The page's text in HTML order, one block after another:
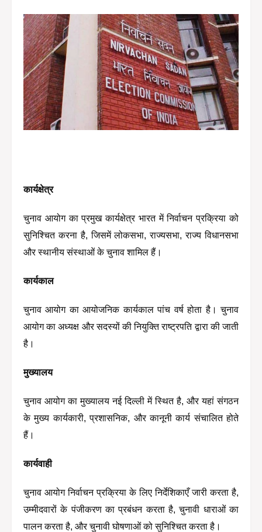
कार्यक्षेत्र
चुनाव आयोग का प्रमुख कार्यक्षेत्र भारत में निर्वाचन प्रक्रिया को
सुनिश्चित करना है, जिसमें लोकसभा, राज्यसभा, राज्य विधानसभा
और स्थानीय संस्थाओं के चुनाव शामिल हैं।
कार्यकाल
चुनाव आयोग का आयोजनिक कार्यकाल पांच वर्ष होता है। चुनाव
आयोग का अध्यक्ष और सदस्यों की नियुक्ति राष्ट्रपति द्वारा की जाती
है।
मुख्यालय
चुनाव आयोग का मुख्यालय नई दिल्ली में स्थित है, और यहां संगठन
के मुख्य कार्यकारी, प्रशासनिक, और कानूनी कार्य संचालित होते
हैं।
कार्यवाही
चुनाव आयोग निर्वाचन प्रक्रिया के लिए निर्देशिकाएँ जारी करता है,
उम्मीदवारों के पंजीकरण का प्रबंधन करता है, चुनावी धाराओं का
पालन करता है, और चुनावी घोषणाओं को सुनिश्चित करता है।